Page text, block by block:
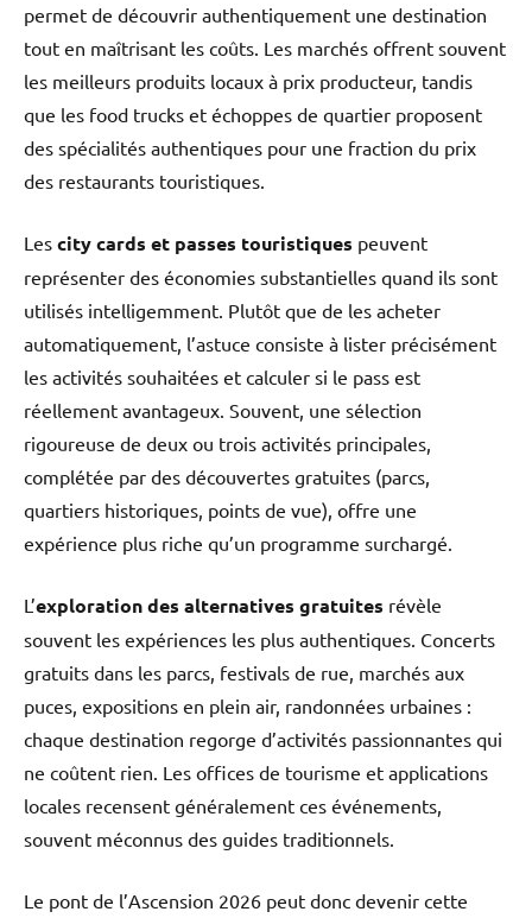
permet de découvrir authentiquement une destination
tout en maîtrisant les coûts. Les marchés offrent souvent
les meilleurs produits locaux à prix producteur, tandis
que les food trucks et échoppes de quartier proposent
des spécialités authentiques pour une fraction du prix
des restaurants touristiques.
Les city cards et passes touristiques peuvent
représenter des économies substantielles quand ils sont
utilisés intelligemment. Plutôt que de les acheter
automatiquement, l’astuce consiste à lister précisément
les activités souhaitées et calculer si le pass est
réellement avantageux. Souvent, une sélection
rigoureuse de deux ou trois activités principales,
complétée par des découvertes gratuites (parcs,
quartiers historiques, points de vue), offre une
expérience plus riche qu’un programme surchargé.
L’exploration des alternatives gratuites révèle
souvent les expériences les plus authentiques. Concerts
gratuits dans les parcs, festivals de rue, marchés aux
puces, expositions en plein air, randonnées urbaines :
chaque destination regorge d’activités passionnantes qui
ne coûtent rien. Les offices de tourisme et applications
locales recensent généralement ces événements,
souvent méconnus des guides traditionnels.
Le pont de l’Ascension 2026 peut donc devenir cette